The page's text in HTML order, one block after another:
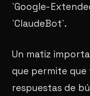
`Google-
`ClaudeBot`.
Un matiz
que permite
respuestas de